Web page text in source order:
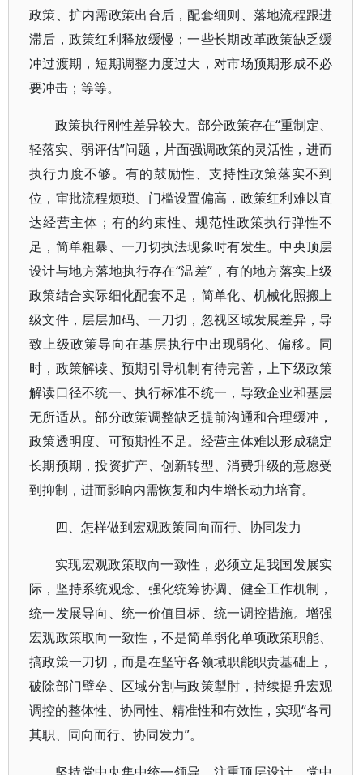
政策、扩内需政策出台后，配套细则、落地流程跟进
滞后，政策红利释放缓慢；一些长期改革政策缺乏缓
冲过渡期，短期调整力度过大，对市场预期形成不必
要冲击；等等。
政策执行刚性差异较大。部分政策存在“重制定、
轻落实、弱评估”问题，片面强调政策的灵活性，进而
执行力度不够。有的鼓励性、支持性政策落实不到
位，审批流程烦琐、门槛设置偏高，政策红利难以直
达经营主体；有的约束性、规范性政策执行弹性不
足，简单粗暴、一刀切执法现象时有发生。中央顶层
设计与地方落地执行存在“温差”，有的地方落实上级
政策结合实际细化配套不足，简单化、机械化照搬上
级文件，层层加码、一刀切，忽视区域发展差异，导
致上级政策导向在基层执行中出现弱化、偏移。同
时，政策解读、预期引导机制有待完善，上下级政策
解读口径不统一、执行标准不统一，导致企业和基层
无所适从。部分政策调整缺乏提前沟通和合理缓冲，
政策透明度、可预期性不足。经营主体难以形成稳定
长期预期，投资扩产、创新转型、消费升级的意愿受
到抑制，进而影响内需恢复和内生增长动力培育。
四、怎样做到宏观政策同向而行、协同发力
实现宏观政策取向一致性，必须立足我国发展实
际，坚持系统观念、强化统筹协调、健全工作机制，
统一发展导向、统一价值目标、统一调控措施。增强
宏观政策取向一致性，不是简单弱化单项政策职能、
搞政策一刀切，而是在坚守各领域职能职责基础上，
破除部门壁垒、区域分割与政策掣肘，持续提升宏观
调控的整体性、协同性、精准性和有效性，实现“各司
其职、同向而行、协同发力”。